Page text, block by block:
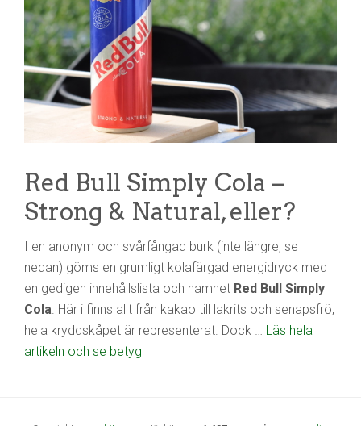
Red Bull Simply Cola –
Strong & Natural, eller?
I en anonym och svårfångad burk (inte längre, se
nedan) göms en grumligt kolafärgad energidryck med
en gedigen innehållslista och namnet Red Bull Simply
Cola . Här i finns allt från kakao till lakrits och senapsfrö,
hela kryddskåpet är representerat. Dock … Läs hela
artikeln och se betyg